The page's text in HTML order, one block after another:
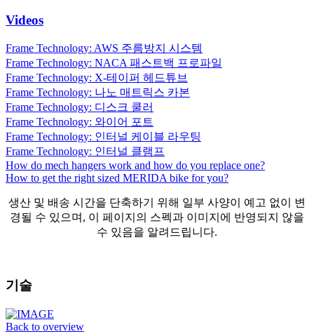
Videos
Frame Technology: AWS 주름방지 시스템
Frame Technology: NACA 패스트백 프로파일
Frame Technology: X-테이퍼 헤드튜브
Frame Technology: 나노 매트릭스 카본
Frame Technology: 디스크 쿨러
Frame Technology: 와이어 포트
Frame Technology: 인터널 케이블 라우팅
Frame Technology: 인터널 클램프
How do mech hangers work and how do you replace one?
How to get the right sized MERIDA bike for you?
생산 및 배송 시간을 단축하기 위해 일부 사양이 예고 없이 변
경될 수 있으며, 이 페이지의 스펙과 이미지에 반영되지 않을
수 있음을 알려드립니다.
기술
Back to overview